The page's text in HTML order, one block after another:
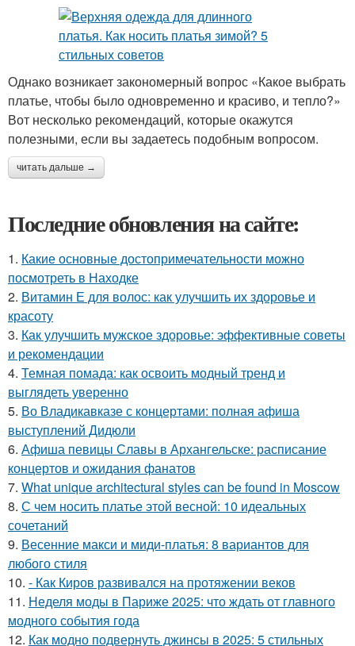
Однако возникает закономерный вопрос «Какое выбрать
платье, чтобы было одновременно и красиво, и тепло?»
Вот несколько рекомендаций, которые окажутся
полезными, если вы задаетесь подобным вопросом.
читать дальше →
Последние обновления на сайте:
1. Какие основные достопримечательности можно
посмотреть в Находке
2. Витамин Е для волос: как улучшить их здоровье и
красоту
3. Как улучшить мужское здоровье: эффективные советы
и рекомендации
4. Темная помада: как освоить модный тренд и
выглядеть уверенно
5. Во Владикавказе с концертами: полная афиша
выступлений Дидюли
6. Афиша певицы Славы в Архангельске: расписание
концертов и ожидания фанатов
7. What unique architectural styles can be found in Moscow
8. С чем носить платье этой весной: 10 идеальных
сочетаний
9. Весенние макси и миди-платья: 8 вариантов для
любого стиля
10. - Как Киров развивался на протяжении веков
11. Неделя моды в Париже 2025: что ждать от главного
модного события года
12. Как модно подвернуть джинсы в 2025: 5 стильных